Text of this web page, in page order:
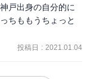
戸出身の自分的に
ちももうちょっと
投稿日 : 2021.01.04